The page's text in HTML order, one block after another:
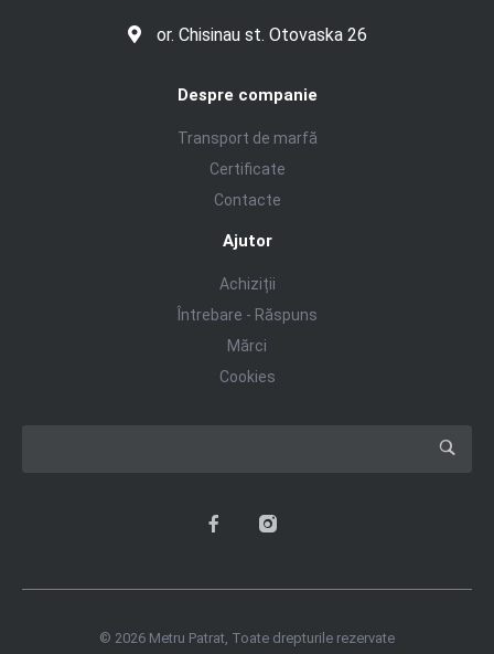
or. Chisinau st. Otovaska 26
Despre companie
Transport de marfă
Certificate
Contacte
Ajutor
Achiziții
Întrebare - Răspuns
Mărci
Cookies
© 2026 Metru Patrat, Toate drepturile rezervate